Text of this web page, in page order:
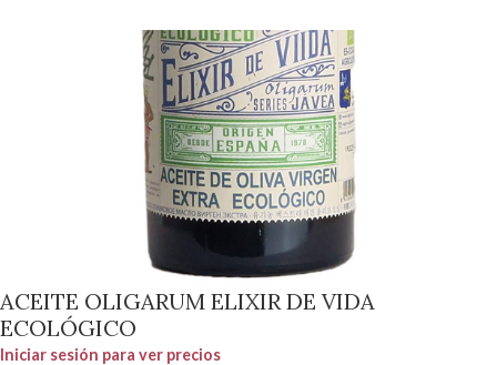
ACEITE OLIGARUM ELIXIR DE VIDA
ECOLÓGICO
Iniciar sesión para ver precios